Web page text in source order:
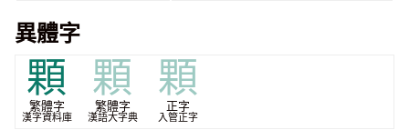
異體字
顆
繁體字
漢字資料庫
顆
繁體字
漢語大字典
顆
正字
入管正字